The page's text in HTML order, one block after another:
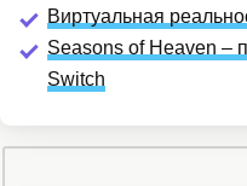
Виртуальная
Seasons of Heaven –
Switch